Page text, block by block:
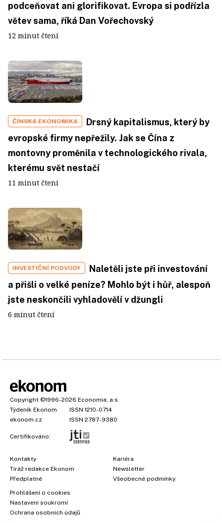
podceňovat ani glorifikovat. Evropa si podřízla
větev sama, říká Dan Vořechovský
12 minut čtení
ČÍNSKÁ EKONOMIKA
Drsný kapitalismus, který by
evropské firmy nepřežily. Jak se Čína z
montovny proměnila v technologického rivala,
kterému svět nestačí
11 minut čtení
INVESTIČNÍ PODVODY
Naletěli jste při investování
a přišli o velké peníze? Mohlo být i hůř, alespoň
jste neskončili vyhladovělí v džungli
6 minut čtení
Copyright ©1996-2026 Economia, a.s.
Týdeník Ekonom
ISSN 1210-0714
ekonom.cz
ISSN 2787-9380
Certifikováno:
Kontakty
Tiráž redakce Ekonom
Předplatné
Kariéra
Newsletter
Všeobecné podmínky
Prohlášení o cookies
Nastavení soukromí
Ochrana osobních údajů